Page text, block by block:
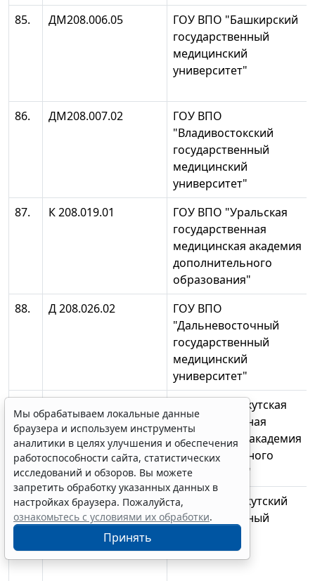
85.
ДМ208.006.05
ГОУ ВПО "Башкирский
государственный
медицинский
университет"
86. ДМ208.007.02
ГОУ ВПО
"Владивостокский
государственный
медицинский
университет"
87.
К 208.019.01
ГОУ ВПО "Уральская
государственная
медицинская академия
дополнительного
образования"
88.
Д 208.026.02
ГОУ ВПО
"Дальневосточный
государственный
медицинский
университет"
ГОУ ДПО "Иркутская
государственная
медицинская академия
последипломного
образования"
90.
ДМ208.032.01
ГОУ ВПО "Иркутский
государственный
университет"
Мы обрабатываем локальные данные
браузера и используем инструменты
аналитики в целях улучшения и обеспечения
работоспособности сайта, статистических
исследований и обзоров. Вы можете
запретить обработку указанных данных в
настройках браузера. Пожалуйста,
ознакомьтесь с условиями их обработки.
Принять